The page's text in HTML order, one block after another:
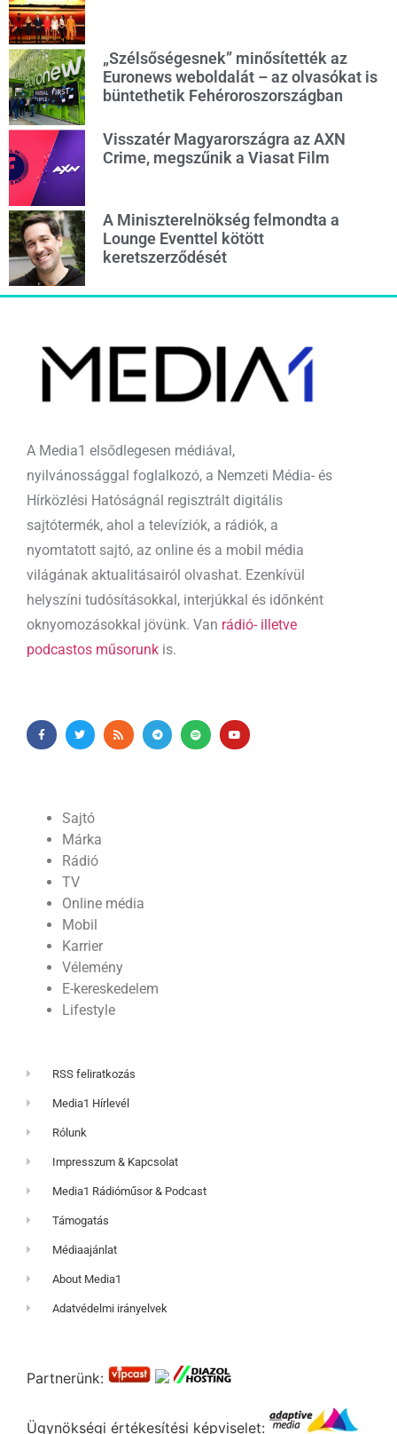
„Szélsőségesnek” minősítették az
Euronews weboldalát – az olvasókat is
büntethetik Fehéroroszországban
Visszatér Magyarországra az AXN
Crime, megszűnik a Viasat Film
A Miniszterelnökség felmondta a
Lounge Eventtel kötött
keretszerződését
A Media1 elsődlegesen médiával,
nyilvánossággal foglalkozó, a Nemzeti Média- és
Hírközlési Hatóságnál regisztrált digitális
sajtótermék, ahol a televíziók, a rádiók, a
nyomtatott sajtó, az online és a mobil média
világának aktualitásairól olvashat. Ezenkívül
helyszíni tudósításokkal, interjúkkal és időnként
oknyomozásokkal jövünk. Van rádió- illetve
podcastos műsorunk is.
Sajtó
Márka
Rádió
TV
Online média
Mobil
Karrier
Vélemény
E-kereskedelem
Lifestyle
RSS feliratkozás
Media1 Hírlevél
Rólunk
Impresszum & Kapcsolat
Media1 Rádióműsor & Podcast
Támogatás
Médiaajánlat
About Media1
Adatvédelmi irányelvek
Partnerünk:
Ügynökségi értékesítési képviselet: